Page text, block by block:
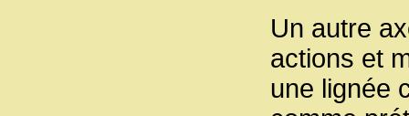
Un autre
actions et
une lignée